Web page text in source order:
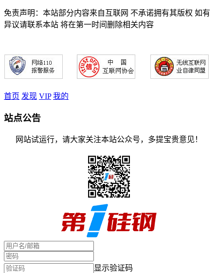
免责声明：本站部分内容来自互联网 不承诺拥有其版权 如有
异议请联系本站 将在第一时间删除相关内容
首页 发现 VIP 我的
站点公告
网站试运行，请大家关注本站公众号，多提宝贵意见！
显示验证码